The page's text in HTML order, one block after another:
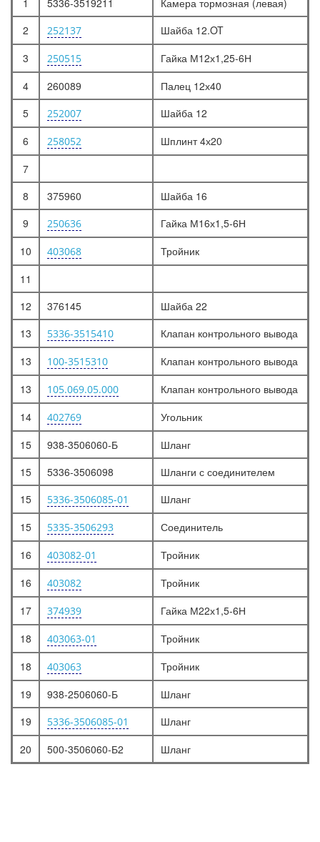
1
5336-3519211
Камера тормозная (левая)
2
252137
Шайба 12.OT
3
250515
Гайка М12х1,25-6Н
4
260089
Палец 12х40
5
252007
Шайба 12
6
258052
Шплинт 4х20
7
8
375960
Шайба 16
9
250636
Гайка М16х1,5-6Н
10
403068
Тройник
11
12
376145
Шайба 22
13
5336-3515410
Клапан контрольного вывода
13
100-3515310
Клапан контрольного вывода
13
105.069.05.000
Клапан контрольного вывода
14
402769
Угольник
15
938-3506060-Б
Шланг
15
5336-3506098
Шланги с соединителем
15
5336-3506085-01
Шланг
15
5335-3506293
Соединитель
16
403082-01
Тройник
16
403082
Тройник
17
374939
Гайка М22х1,5-6Н
18
403063-01
Тройник
18
403063
Тройник
19
938-2506060-Б
Шланг
19
5336-3506085-01
Шланг
20
500-3506060-Б2 Шланг